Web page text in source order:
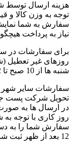
هزینه ارسال توسط
توجه به وزن کالا و
سفارش به شما
نیاز به پرداخت
برای سفارشات در
شنبه ها از 10 صبح تا 2 بعد از ظهر) ارسال میشود.
سفارشات سایر شهر
تحویل شرکت پست
روز کاری با توجه
سفارش شما را به
12 بعد از ظهر ثبت شوند با یک روز تاخیر ارسال خواهند شد.